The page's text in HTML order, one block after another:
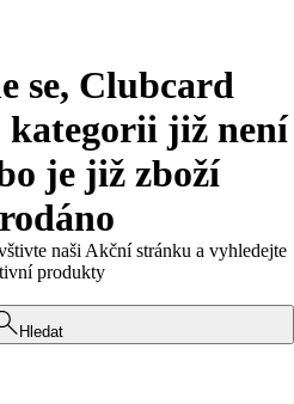
se, Clubcard
již není
je již zboží
naši Akční stránku a vyhledejte
produkty
Hledat